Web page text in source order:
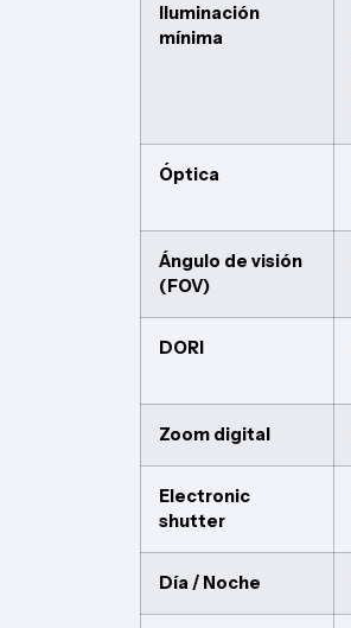
Iluminación
mínima
Óptica
Ángulo de visión
(FOV)
DORI
Zoom digital
Electronic
shutter
Día / Noche